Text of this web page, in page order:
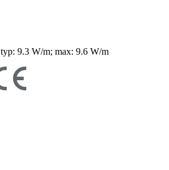
typ: 9.3 W/m; max: 9.6 W/m